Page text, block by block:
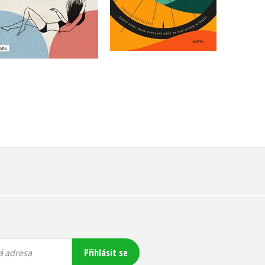
Do košíku
399 Kč
120 Kč 399 Kč
319 Kč
adresa Přihlásit se